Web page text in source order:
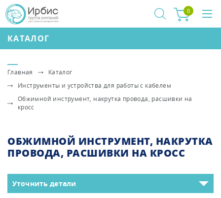
КАТАЛОГ
0
Главная
Каталог
Инструменты и устройства для работы с кабелем
Обжимной инструмент, накрутка провода, расшивки на
кросс
Уточнить детали
ОБЖИМНОЙ ИНСТРУМЕНТ, НАКРУТКА
ПРОВОДА, РАСШИВКИ НА КРОСС